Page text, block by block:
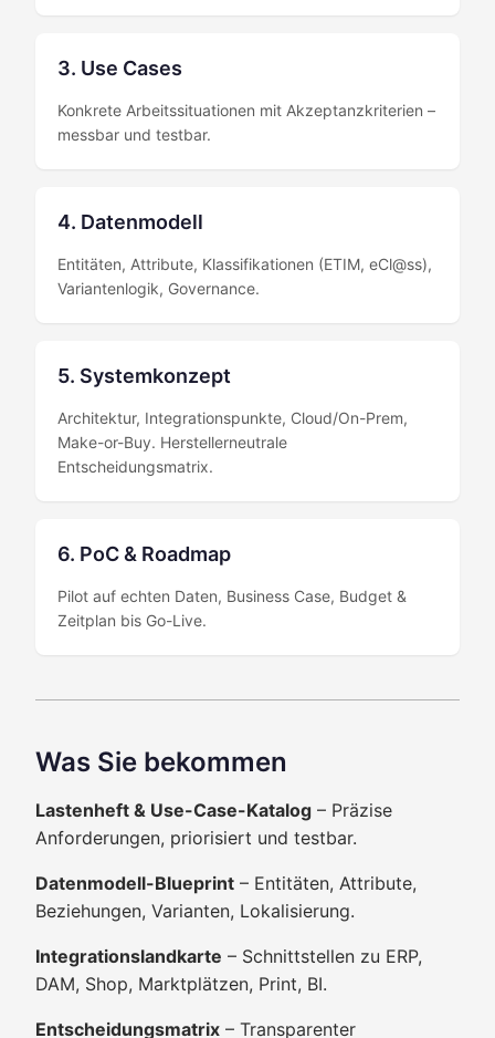
3. Use Cases
Konkrete Arbeitssituationen mit Akzeptanzkriterien –
messbar und testbar.
4. Datenmodell
Entitäten, Attribute, Klassifikationen (ETIM, eCl@ss),
Variantenlogik, Governance.
5. Systemkonzept
Architektur, Integrationspunkte, Cloud/On-Prem,
Make-or-Buy. Herstellerneutrale
Entscheidungsmatrix.
6. PoC & Roadmap
Pilot auf echten Daten, Business Case, Budget &
Zeitplan bis Go-Live.
Was Sie bekommen
Lastenheft & Use-Case-Katalog – Präzise
Anforderungen, priorisiert und testbar.
Datenmodell-Blueprint – Entitäten, Attribute,
Beziehungen, Varianten, Lokalisierung.
Integrationslandkarte – Schnittstellen zu ERP,
DAM, Shop, Marktplätzen, Print, BI.
Entscheidungsmatrix – Transparenter